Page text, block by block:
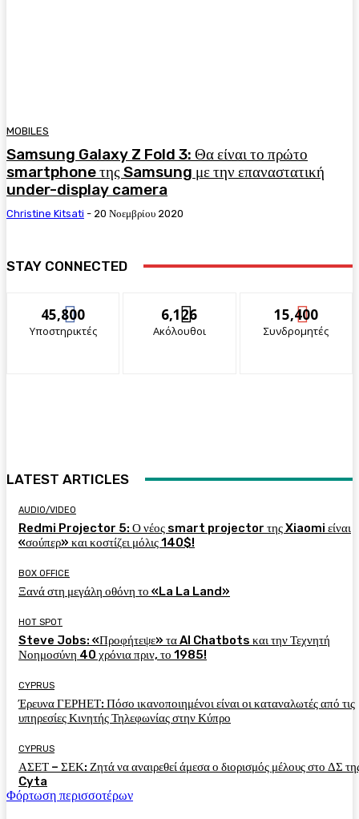
MOBILES
Samsung Galaxy Z Fold 3: Θα είναι το πρώτο
smartphone της Samsung με την επαναστατική
under-display camera
Christine Kitsati - 20 Νοεμβρίου 2020
STAY CONNECTED
45,800
Υποστηρικτές
6,126
Ακόλουθοι
15,400
Συνδρομητές
LATEST ARTICLES
AUDIO/VIDEO
Redmi Projector 5: Ο νέος smart projector της Xiaomi είναι
«σούπερ» και κοστίζει μόλις 140$!
BOX OFFICE
Ξανά στη μεγάλη οθόνη το «La La Land»
HOT SPOT
Steve Jobs: «Προφήτεψε» τα AI Chatbots και την Τεχνητή
Νοημοσύνη 40 χρόνια πριν, το 1985!
CYPRUS
Έρευνα ΓΕΡΗΕΤ: Πόσο ικανοποιημένοι είναι οι καταναλωτές από τις
υπηρεσίες Κινητής Τηλεφωνίας στην Κύπρο
CYPRUS
ΑΣΕΤ – ΣΕΚ: Ζητά να αναιρεθεί άμεσα ο διορισμός μέλους στο ΔΣ
Cyta
Φόρτωση περισσοτέρων